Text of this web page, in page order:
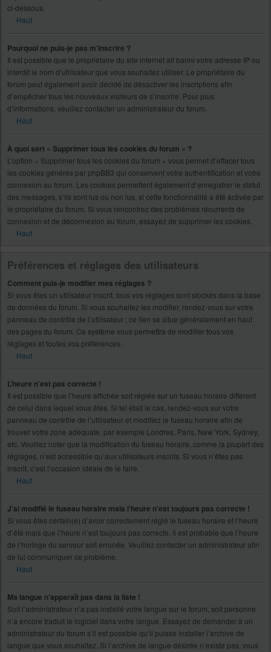
ci-dessous.
Haut
Pourquoi ne puis-je pas m’inscrire ?
Il est possible que le propriétaire du site internet ait banni votre adresse IP ou
interdit le nom d’utilisateur que vous souhaitez utiliser. Le propriétaire du
forum peut également avoir décidé de désactiver les inscriptions afin
d’empêcher tous les nouveaux visiteurs de s’inscrire. Pour plus
d’informations, veuillez contacter un administrateur du forum.
Haut
À quoi sert « Supprimer tous les cookies du forum » ?
L’option « Supprimer tous les cookies du forum » vous permet d’effacer tous
les cookies générés par phpBB3 qui conservent votre authentification et votre
connexion au forum. Les cookies permettent également d’enregistrer le statut
des messages, s’ils sont lus ou non lus, si cette fonctionnalité a été activée par
le propriétaire du forum. Si vous rencontrez des problèmes récurrents de
connexion et de déconnexion au forum, essayez de supprimer les cookies.
Haut
Préférences et réglages des utilisateurs
Comment puis-je modifier mes réglages ?
Si vous êtes un utilisateur inscrit, tous vos réglages sont stockés dans la base
de données du forum. Si vous souhaitez les modifier, rendez-vous sur votre
panneau de contrôle de l’utilisateur ; ce lien se situe généralement en haut
des pages du forum. Ce système vous permettra de modifier tous vos
réglages et toutes vos préférences.
Haut
L’heure n’est pas correcte !
Il est possible que l’heure affichée soit réglée sur un fuseau horaire différent
de celui dans lequel vous êtes. Si tel était le cas, rendez-vous sur votre
panneau de contrôle de l’utilisateur et modifiez le fuseau horaire afin de
trouver votre zone adéquate, par exemple Londres, Paris, New York, Sydney,
etc. Veuillez noter que la modification du fuseau horaire, comme la plupart des
réglages, n’est accessible qu’aux utilisateurs inscrits. Si vous n’êtes pas
inscrit, c’est l’occasion idéale de le faire.
Haut
J’ai modifié le fuseau horaire mais l’heure n’est toujours pas correcte !
Si vous êtes certain(e) d’avoir correctement réglé le fuseau horaire et l’heure
d’été mais que l’heure n’est toujours pas correcte, il est probable que l’heure
de l’horloge du serveur soit erronée. Veuillez contacter un administrateur afin
de lui communiquer ce problème.
Haut
Ma langue n’apparaît pas dans la liste !
Soit l’administrateur n’a pas installé votre langue sur le forum, soit personne
n’a encore traduit le logiciel dans votre langue. Essayez de demander à un
administrateur du forum s’il est possible qu’il puisse installer l’archive de
langue que vous souhaitez. Si l’archive de langue désirée n’existe pas, vous